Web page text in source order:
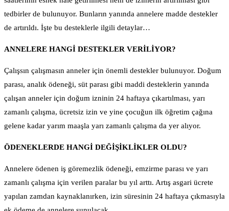
tedbirler de bulunuyor. Bunların yanında annelere madde destekler
de artırıldı. İşte bu desteklerle ilgili detaylar…
ANNELERE HANGİ DESTEKLER VERİLİYOR?
Çalışsın çalışmasın anneler için önemli destekler bulunuyor. Doğum
parası, analık ödeneği, süt parası gibi maddi desteklerin yanında
çalışan anneler için doğum izninin 24 haftaya çıkartılması, yarı
zamanlı çalışma, ücretsiz izin ve yine çocuğun ilk öğretim çağına
gelene kadar yarım maaşla yarı zamanlı çalışma da yer alıyor.
ÖDENEKLERDE HANGİ DEĞİŞİKLİKLER OLDU?
Annelere ödenen iş göremezlik ödeneği, emzirme parası ve yarı
zamanlı çalışma için verilen paralar bu yıl arttı. Artış asgari ücrete
yapılan zamdan kaynaklanırken, izin süresinin 24 haftaya çıkmasıyla